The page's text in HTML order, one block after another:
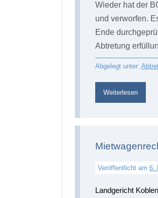
Wieder hat der
und verworfen.
Ende
Abtretung
Abgelegt unter:
Weiterlesen
BGH
verwirft
Veröffentlicht am 6.
Landgericht